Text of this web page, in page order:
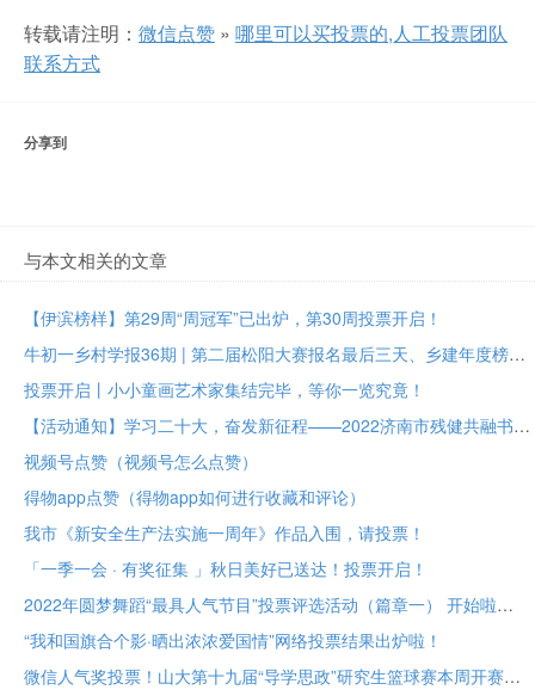
转载请注明： 微信点赞 » 哪里可以买投票的,人工投票团队
联系方式
分享到
与本文相关的文章
【伊滨榜样】第29周“周冠军”已出炉，第30周投票开启！
牛初一乡村学报36期 | 第二届松阳大赛报名最后三天、乡建年度榜样大众投票进行中
投票开启丨小小童画艺术家集结完毕，等你一览究竟！
【活动通知】学习二十大，奋发新征程——2022济南市残健共融书法美术作品展投票评选
视频号点赞（视频号怎么点赞）
得物app点赞（得物app如何进行收藏和评论）
我市《新安全生产法实施一周年》作品入围，请投票！
「一季一会 · 有奖征集 」秋日美好已送达！投票开启！
2022年圆梦舞蹈“最具人气节目”投票评选活动（篇章一） 开始啦
“我和国旗合个影·晒出浓浓爱国情”网络投票结果出炉啦！
微信人气奖投票！山大第十九届“导学思政”研究生篮球赛本周开赛！